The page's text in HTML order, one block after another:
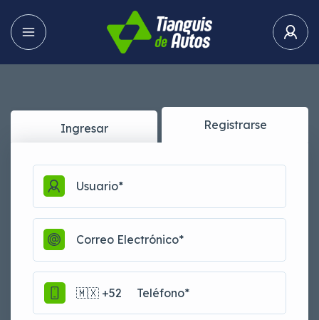
Ingresar Registrarse